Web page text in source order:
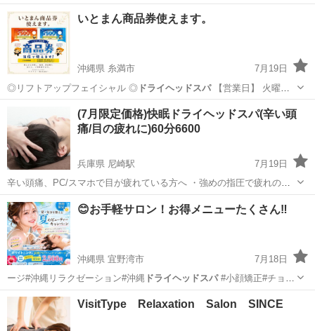
サロンキング…
沖縄 宜野湾市 浦添前田駅 その他
いとまん商品券使えます。
沖縄県 糸満市
7月19日
◎リフトアップフェイシャル ◎ドライヘッドスパ【営業日】 火曜
日〜日曜日 …
ボディケア 黄土
(7月限定価格)快眠ドライヘッドスパ(辛い頭
痛/目の疲れに)60分6600
兵庫県 尼崎駅
7月19日
辛い頭痛、PC/スマホで目が疲れている方へ ・強めの指圧で疲れのツ
ボに強烈アプローチ ・幹細胞入の強炭酸スプレーで頭皮スッキリ ・首
スジ、肩もオイルでしっかり流します 終わった後、ガチガチの頭皮が
ふわふわに☆ ...
兵庫 尼崎市 尼崎駅 マッサージ ドライヘッドスパ
😊お手軽サロン！お得メニューたくさん‼️
沖縄県 宜野湾市
7月18日
ージ#沖縄リラクゼーション#沖縄ドライヘッドスパ#小顔矯正#チョイ
サロンキング…
沖縄 宜野湾市
VisitType Relaxation Salon SINCE